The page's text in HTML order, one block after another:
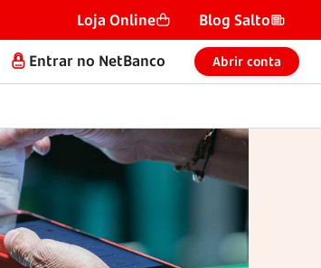
Loja Online Blog Salto
Entrar no NetBanco Abrir conta